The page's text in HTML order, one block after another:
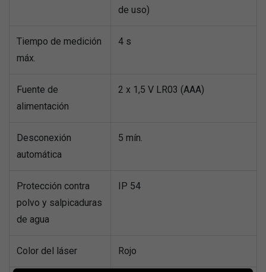
de uso)
Tiempo de medición
máx.
4 s
Fuente de
alimentación
2 x 1,5 V LR03 (AAA)
Desconexión
automática
5 mín.
Protección contra
polvo y salpicaduras
de agua
IP 54
Color del láser Rojo